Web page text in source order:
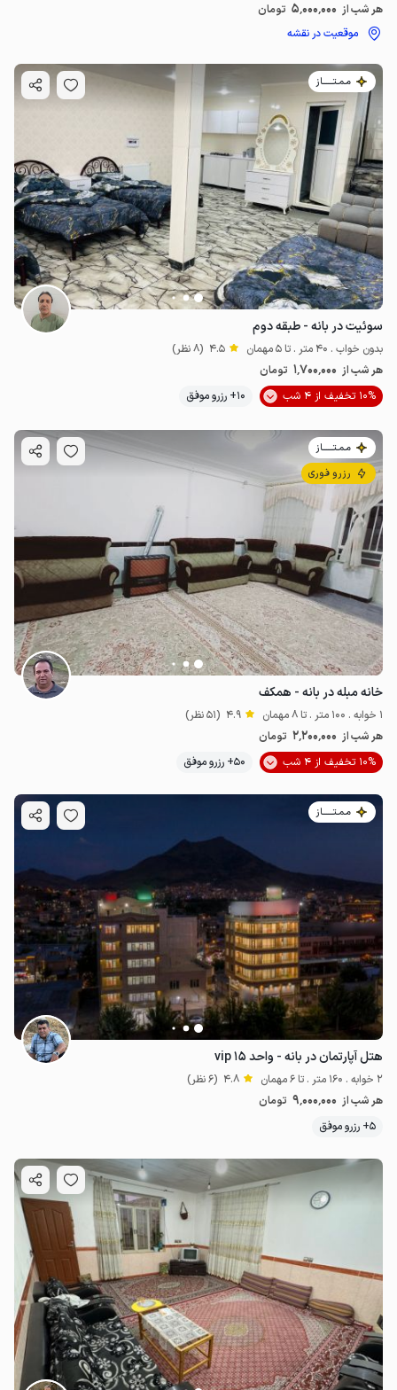
هر شب از 5٬000٬000 تومان
موقعیت در نقشه
مـمـتــــــاز
سوئیت در بانه - طبقه دوم
بدون خواب . 40 متر . تا 5 مهمان 4.5 (8 نظر)
هر شب از 1٬700٬000 تومان
10% تخفیف از 4 شب
10+ رزرو موفق
مـمـتــــــاز
رزرو فوری
خانه مبله در بانه - همکف
1 خوابه . 100 متر . تا 8 مهمان 4.9 (51 نظر)
هر شب از 2٬200٬000 تومان
10% تخفیف از 4 شب
50+ رزرو موفق
مـمـتــــــاز
هتل آپارتمان در بانه - واحد vip ۱۵
2 خوابه . 160 متر . تا 6 مهمان 4.8 (6 نظر)
هر شب از 9٬000٬000 تومان
5+ رزرو موفق